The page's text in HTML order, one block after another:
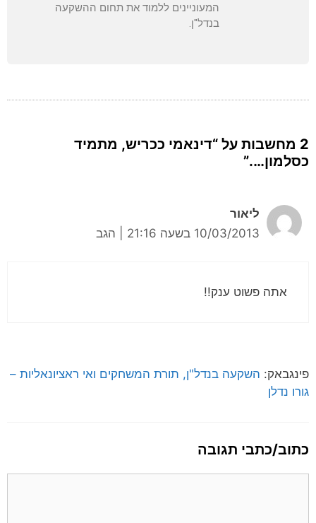
המעוניינים ללמוד את תחום ההשקעה
בנדל"ן.
2 מחשבות על “דינאמי ככריש, מתמיד
כסלמון….”
ליאור
10/03/2013 בשעה 21:16
הגב
אתה פשוט ענק!!
פינגבאק: השקעה בנדל"ן, תורת המשחקים ואי ראציונאליות –
גורו נדלן
כתוב/כתבי תגובה